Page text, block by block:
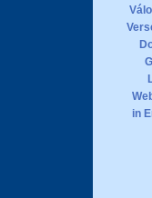
in